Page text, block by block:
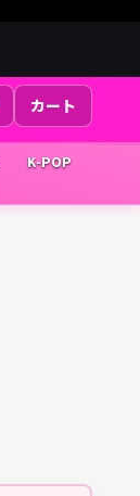
カート
K-POP